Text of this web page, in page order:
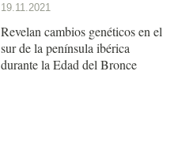
19.11.2021
Revelan cambios genéticos en el
sur de la península ibérica
durante la Edad del Bronce